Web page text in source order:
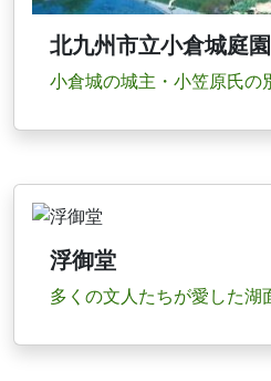
北九州市立小倉城庭園
浮御堂